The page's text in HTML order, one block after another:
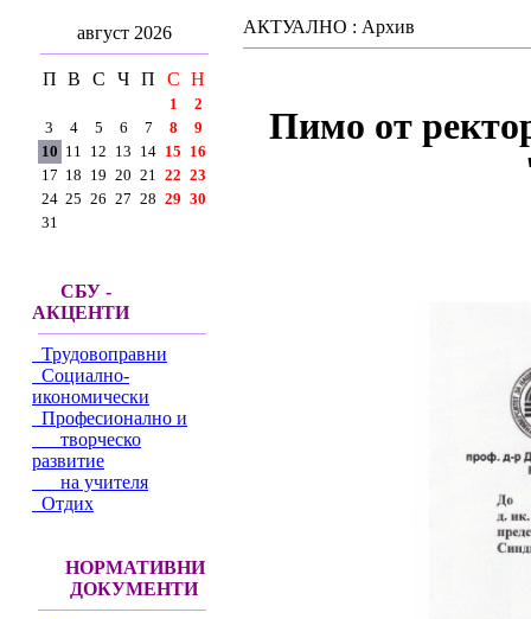
август 2026
П В С Ч П С Н
1
2
3
4 5 6 7 8
9
10 11 12 13 14 15 16
17 18 19 20 21 22 23
24 25 26 27 28 29 30
31
СБУ -
АКЦЕНТИ
Трудовоправни
Социално-
икономически
Професионално и
творческо
развитие
на учителя
Отдих
НОРМАТИВНИ
ДОКУМЕНТИ
АКТУАЛНО : Архив
Пимо от